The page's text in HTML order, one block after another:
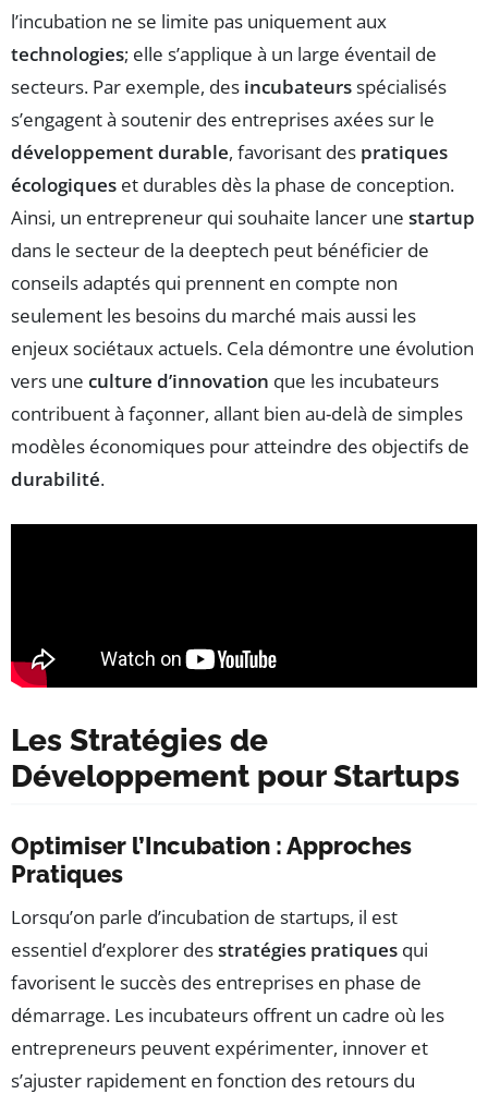
l’incubation ne se limite pas uniquement aux
technologies; elle s’applique à un large éventail de
secteurs. Par exemple, des incubateursspécialisés
s’engagent à soutenir des entreprises axées sur le
développement durable, favorisant des pratiques
écologiques et durables dès la phase de conception.
Ainsi, un entrepreneur qui souhaite lancer une startup
dans le secteur de la deeptech peut bénéficier de
conseils adaptés qui prennent en compte non
seulement les besoins du marché mais aussi les
enjeux sociétaux actuels. Cela démontre une évolution
vers une culture d’innovation que les incubateurs
contribuent à façonner, allant bien au-delà de simples
modèles économiques pour atteindre des objectifs de
durabilité.
Les Stratégies de
Développement pour Startups
Optimiser l’Incubation : Approches
Pratiques
Lorsqu’on parle d’incubation de startups, il est
essentiel d’explorer desstratégies pratiques qui
favorisent le succès des entreprises en phase de
démarrage. Les incubateurs offrent un cadre où les
entrepreneurs peuvent expérimenter, innover et
s’ajuster rapidement en fonction des retours du